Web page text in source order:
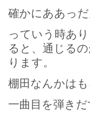
確かにああっ
っていう時あ
ると、通じる
ります。
棚田なんかはも
一曲目を弾き